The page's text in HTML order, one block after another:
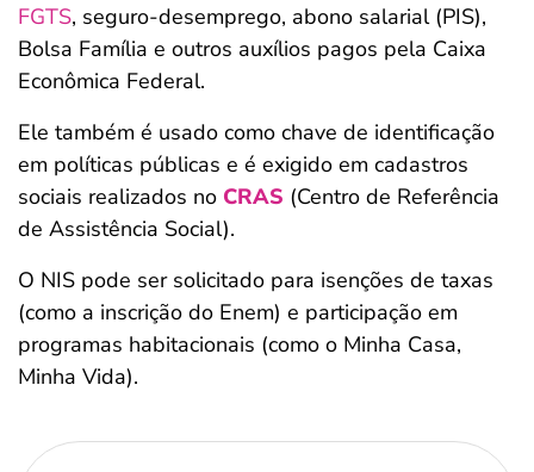
FGTS, seguro-desemprego, abono salarial (PIS),
Bolsa Família e outros auxílios pagos pela Caixa
Econômica Federal.
Ele também é usado como chave de identificação
em políticas públicas e é exigido em cadastros
sociais realizados no CRAS (Centro de Referência
de Assistência Social).
O NIS pode ser solicitado para isenções de taxas
(como a inscrição do Enem) e participação em
programas habitacionais (como o Minha Casa,
Minha Vida).